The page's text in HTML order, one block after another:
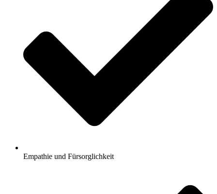
Empathie und Fürsorglichkeit